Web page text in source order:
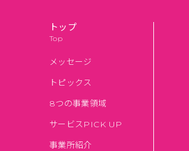
トップ
Top
メッセージ
トピックス
8つの事業領域
サービスPICK UP
事業所紹介